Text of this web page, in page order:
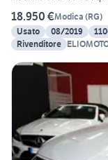
18.950 €Modica (RG)
Usato
08/2019
Rivenditore